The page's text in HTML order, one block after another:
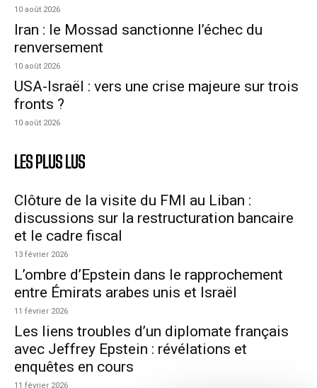
10 août 2026
Iran : le Mossad sanctionne l’échec du
renversement
10 août 2026
USA-Israël : vers une crise majeure sur trois
fronts ?
10 août 2026
LES PLUS LUS
Clôture de la visite du FMI au Liban :
discussions sur la restructuration bancaire
et le cadre fiscal
13 février 2026
L’ombre d’Epstein dans le rapprochement
entre Émirats arabes unis et Israël
11 février 2026
Les liens troubles d’un diplomate français
avec Jeffrey Epstein : révélations et
enquêtes en cours
11 février 2026